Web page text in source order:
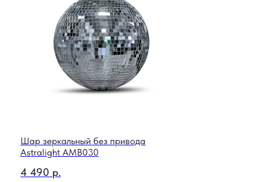
Шар зеркальный без привода
Astralight AMB030
4 490 р.